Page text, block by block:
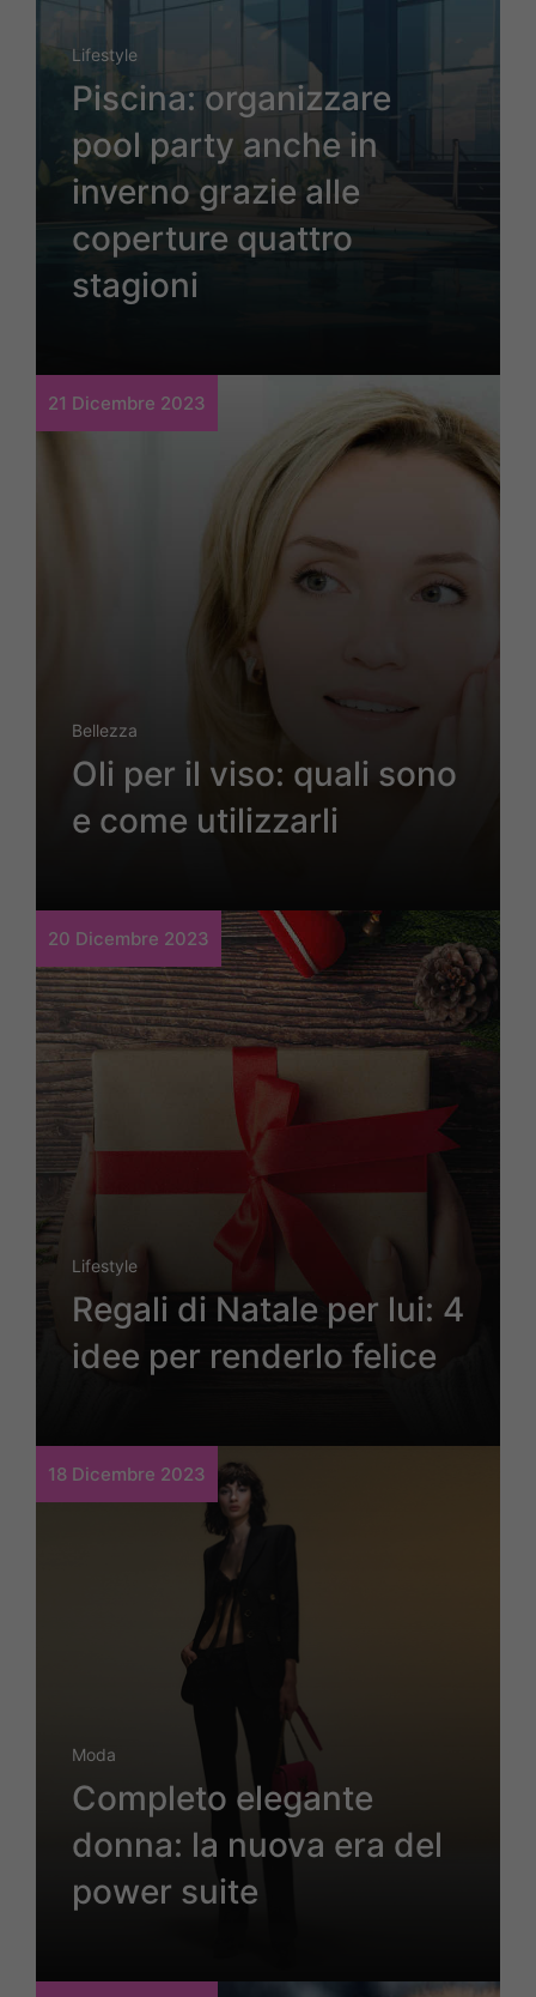
Lifestyle
Piscina: organizzare
pool party anche in
inverno grazie alle
coperture quattro
stagioni
21 Dicembre 2023
Bellezza
Oli per il viso: quali sono
e come utilizzarli
20 Dicembre 2023
Lifestyle
Regali di Natale per lui: 4
idee per renderlo felice
18 Dicembre 2023
Moda
Completo elegante
donna: la nuova era del
power suite